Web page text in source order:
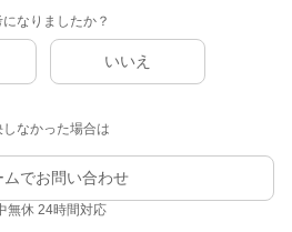
になりましたか？
いいえ
しなかった場合は
ムでお問い合わせ
無休 24時間対応